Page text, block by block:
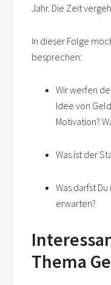
Jahr. Die Zeit
In dieser Folge
besprechen:
Wir werfen
Idee von
Motivation?
Was ist der
Was darfst Du
erwarten?
Thema